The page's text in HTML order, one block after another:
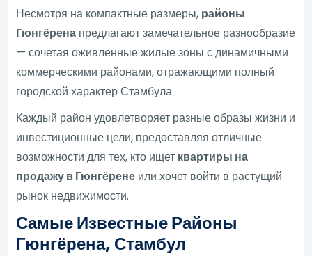
Несмотря на компактные размеры, районы
Гюнгёрена предлагают замечательное разнообразие
— сочетая оживленные жилые зоны с динамичными
коммерческими районами, отражающими полный
городской характер Стамбула.
Каждый район удовлетворяет разные образы жизни и
инвестиционные цели, предоставляя отличные
возможности для тех, кто ищет квартиры на
продажу в Гюнгёрене или хочет войти в растущий
рынок недвижимости.
Самые Известные Районы
Гюнгёрена, Стамбул